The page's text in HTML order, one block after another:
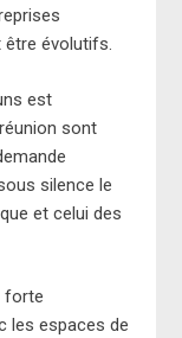
être évolutifs.
est
sont
silence le
et celui des
forte
les espaces de